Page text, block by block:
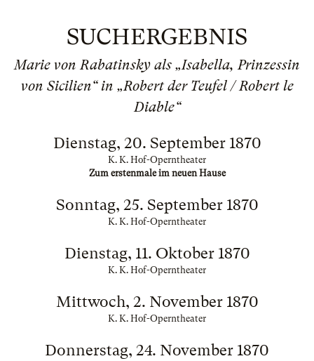
SUCHERGEBNIS
Marie von Rabatinsky als „Isabella, Prinzessin
von Sicilien“ in „Robert der Teufel / Robert le
Diable“
Dienstag, 20. September 1870
K. K. Hof-Operntheater
Zum erstenmale im neuen Hause
Sonntag, 25. September 1870
K. K. Hof-Operntheater
Dienstag, 11. Oktober 1870
K. K. Hof-Operntheater
Mittwoch, 2. November 1870
K. K. Hof-Operntheater
Donnerstag, 24. November 1870